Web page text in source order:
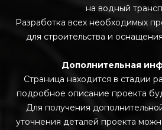
на водный
Разработка всех необходимых
для строительства и
Дополнительная
Страница находится в стадии
подробное описание проекта
Для получения
уточнения деталей проекта